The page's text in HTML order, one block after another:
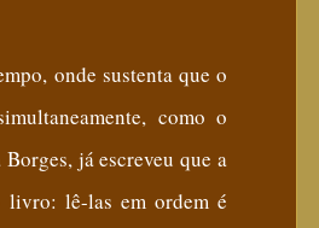
onde sustenta que o
, como o
já escreveu que a
livro: lê-las em ordem é